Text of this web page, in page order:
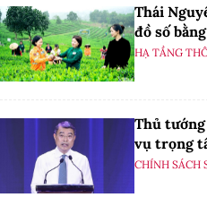
Thái
đồ số
HẠ TẦNG
Thủ
vụ trọng
CHÍNH SÁCH